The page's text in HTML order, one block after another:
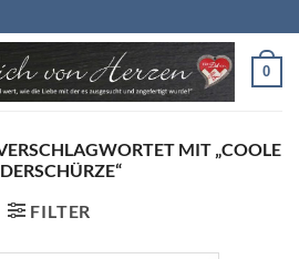
0
MIT „COOLE
FILTER